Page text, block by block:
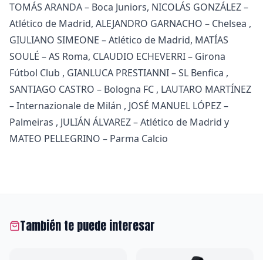
TOMÁS ARANDA – Boca Juniors, NICOLÁS GONZÁLEZ –
Atlético de Madrid, ALEJANDRO GARNACHO – Chelsea ,
GIULIANO SIMEONE – Atlético de Madrid, MATÍAS
SOULÉ – AS Roma, CLAUDIO ECHEVERRI – Girona
Fútbol Club , GIANLUCA PRESTIANNI – SL Benfica ,
SANTIAGO CASTRO – Bologna FC , LAUTARO MARTÍNEZ
– Internazionale de Milán , JOSÉ MANUEL LÓPEZ –
Palmeiras , JULIÁN ÁLVAREZ – Atlético de Madrid y
MATEO PELLEGRINO – Parma Calcio
También te puede interesar